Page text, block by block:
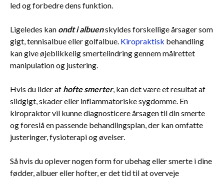
led og forbedre dens funktion.
Ligeledes kan ondt i albuenskyldes forskellige årsager som
gigt, tennisalbue eller golfalbue. Kiropraktisk behandling
kan give øjeblikkelig smertelindring gennem målrettet
manipulation og justering.
Hvis du lider af hofte smerter, kan det være et resultat af
slidgigt, skader eller inflammatoriske sygdomme. En
kiropraktor vil kunne diagnosticere årsagen til din smerte
og foreslå en passende behandlingsplan, der kan omfatte
justeringer, fysioterapi og øvelser.
Så hvis du oplever nogen form for ubehag eller smerte i dine
fødder, albuer eller hofter, er det tid til at overveje